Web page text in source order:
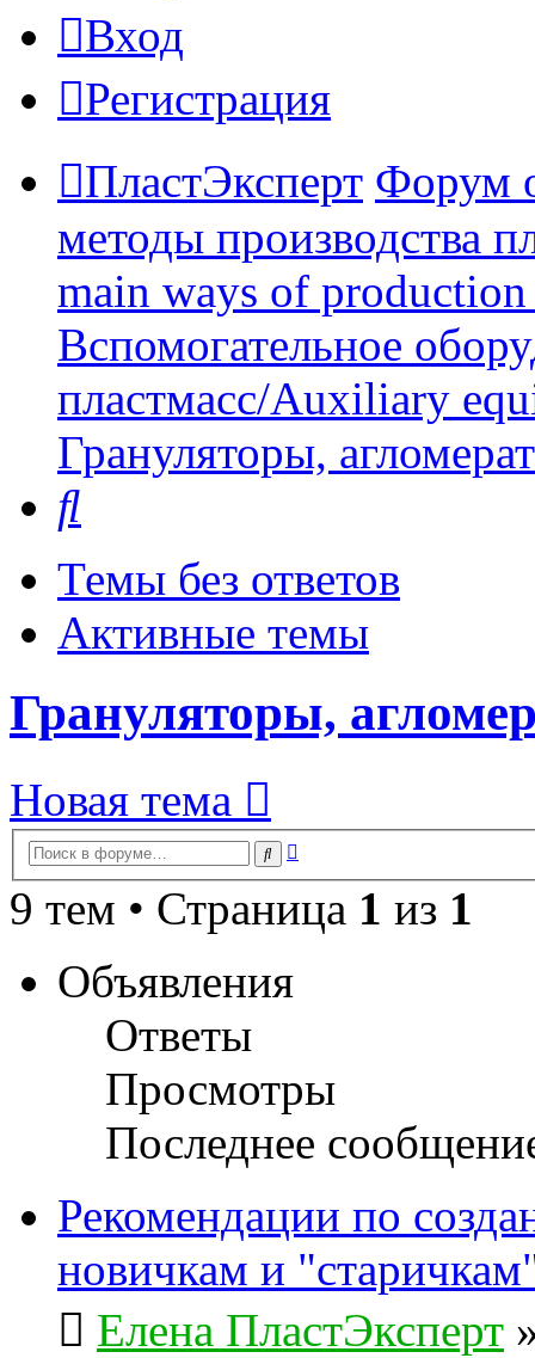
Вход
Регистрация
ПластЭксперт Форум
методы производства
main ways of
Вспомогательное
пластмасс/Auxiliary
Грануляторы,
Темы без ответов
Активные темы
Грануляторы,
Новая тема
Поиск
9 тем • Страница 1 из 1
Объявления
Ответы
Просмотры
Последнее
Рекомендации по
новичкам и
Елена ПластЭксперт